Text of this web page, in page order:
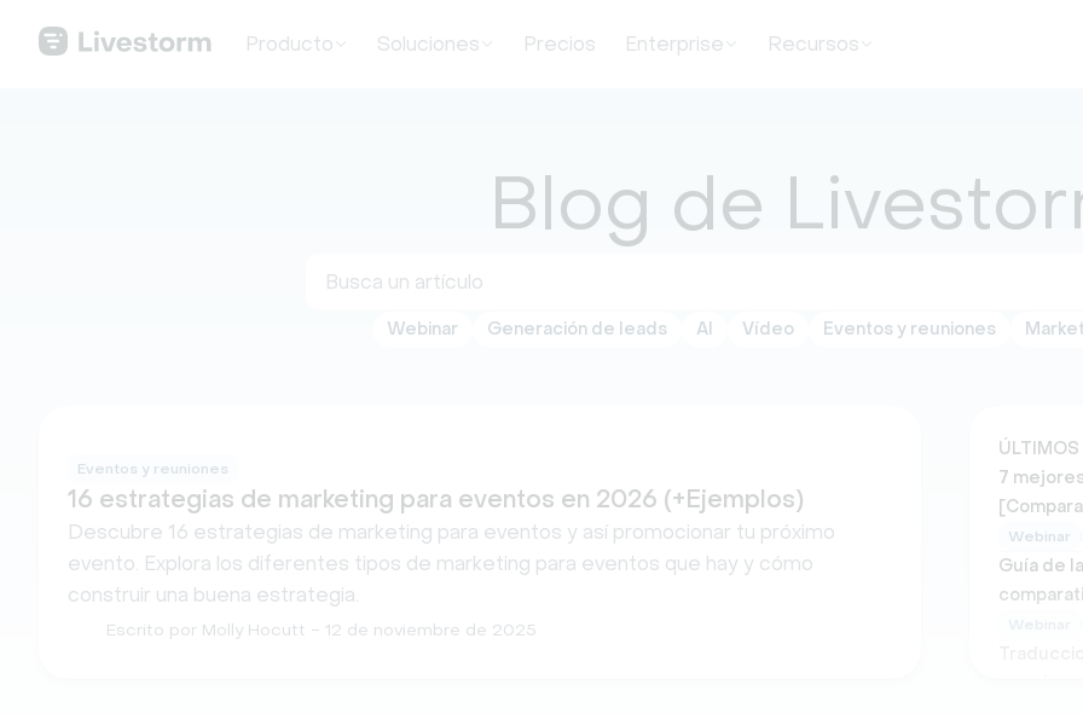
Producto Soluciones Precios Enterprise Recursos
Blog de
Webinar Generación de leads AI Vídeo Eventos y reuniones
Eventos y reuniones
16 estrategias de marketing para eventos en 2026 (+Ejemplos)
Descubre 16 estrategias de marketing para eventos y así promocionar tu próximo
evento. Explora los diferentes tipos de marketing para eventos que hay y cómo
construir una buena estrategia.
Escrito por Molly Hocutt - 12 de noviembre de 2025
7
Webinar
Guía de